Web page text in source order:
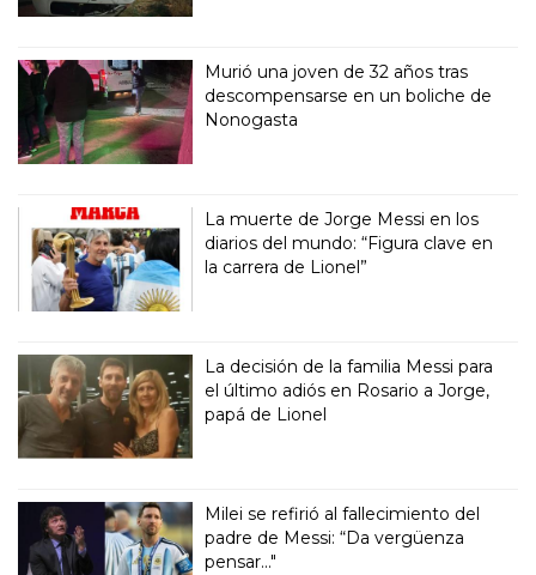
Murió una joven de 32 años tras
descompensarse en un boliche de
Nonogasta
La muerte de Jorge Messi en los
diarios del mundo: “Figura clave en
la carrera de Lionel”
La decisión de la familia Messi para
el último adiós en Rosario a Jorge,
papá de Lionel
Milei se refirió al fallecimiento del
padre de Messi: “Da vergüenza
pensar..."